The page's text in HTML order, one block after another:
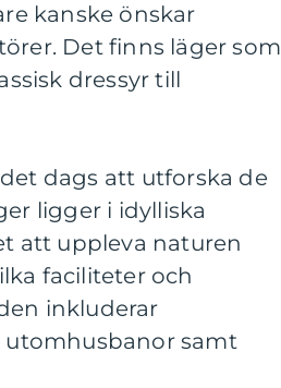
kanske önskar
Det finns läger som
dressyr till
dags att utforska de
ligger i idylliska
att uppleva naturen
faciliteter och
inkluderar
samt